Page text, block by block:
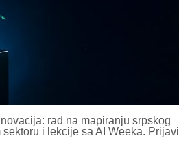
rad na mapiranju srpskog
i lekcije sa AI Weeka. Prijavi